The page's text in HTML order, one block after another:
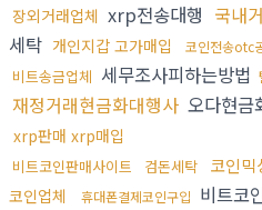
장외거래업체 xrp전송대행 국내
세탁 개인지갑 고가매입 코인전송otc
비트송금업체 세무조사피하는방법
재정거래현금화대행사 오다현금
xrp판매 xrp매입
비트코인판매사이트 검돈세탁 코인믹
코인업체
휴대폰결제코인구입 비트코